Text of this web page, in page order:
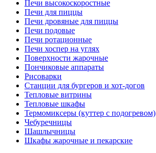
Печи высокоскоростные
Печи для пиццы
Печи дровяные для пиццы
Печи подовые
Печи ротационные
Печи хоспер на углях
Поверхности жарочные
Пончиковые аппараты
Рисоварки
Станции для бургеров и хот-догов
Тепловые витрины
Тепловые шкафы
Термомиксеры (куттер с подогревом)
Чебуречницы
Шашлычницы
Шкафы жарочные и пекарские